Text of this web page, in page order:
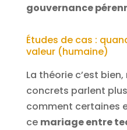
gouvernance
Études de cas :
valeur (humaine)
La théorie c’est
concrets parlent
comment certaines
ce mariage entre